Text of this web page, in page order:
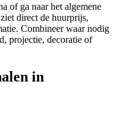
of ga naar het algemene
ziet direct de huurprijs,
Combineer waar nodig
projectie, decoratie of
in